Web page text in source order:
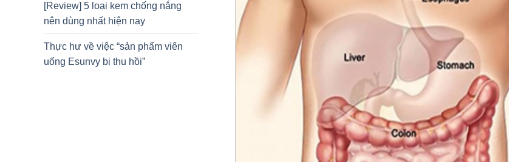
[Review] 5 loại kem chống nắng
nên dùng nhất hiện nay
Thực hư về việc “sản phẩm viên
uống Esunvy bị thu hồi”